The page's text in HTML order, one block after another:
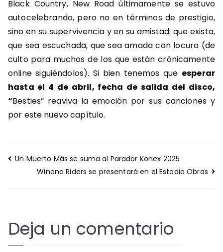
Black Country, New Road últimamente se estuvo
autocelebrando, pero no en términos de prestigio,
sino en su supervivencia y en su amistad: que exista,
que sea escuchada, que sea amada con locura (de
culto para muchos de los que están crónicamente
online siguiéndolos). Si bien tenemos que esperar
hasta el 4 de abril, fecha de salida del disco,
“Besties” reaviva la emoción por sus canciones y
por este nuevo capítulo.
Navegación
Un Muerto Más se suma al Parador Konex 2025
Winona Riders se presentará en el Estadio Obras
Deja un comentario